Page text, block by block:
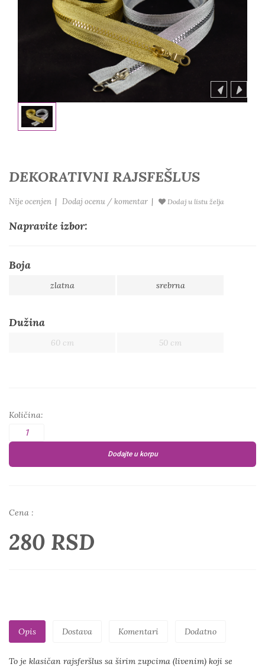
DEKORATIVNI RAJSFEŠLUS
Nije ocenjen | Dodaj ocenu / komentar | Dodaj u listu želja
Napravite izbor:
Boja
zlatna srebrna
Dužina
60 cm 50 cm
Količina:
Dodajte u korpu
Cena :
280 RSD
Opis Dostava Komentari Dodatno
To je klasičan rajsferšlus sa širim zupcima (livenim) koji se